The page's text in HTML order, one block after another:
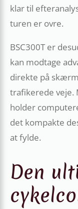
klar til
turen er ovre.
BSC300T er
kan modtage
direkte på
trafikerede veje.
holder
det kompakte
at fylde.
Den